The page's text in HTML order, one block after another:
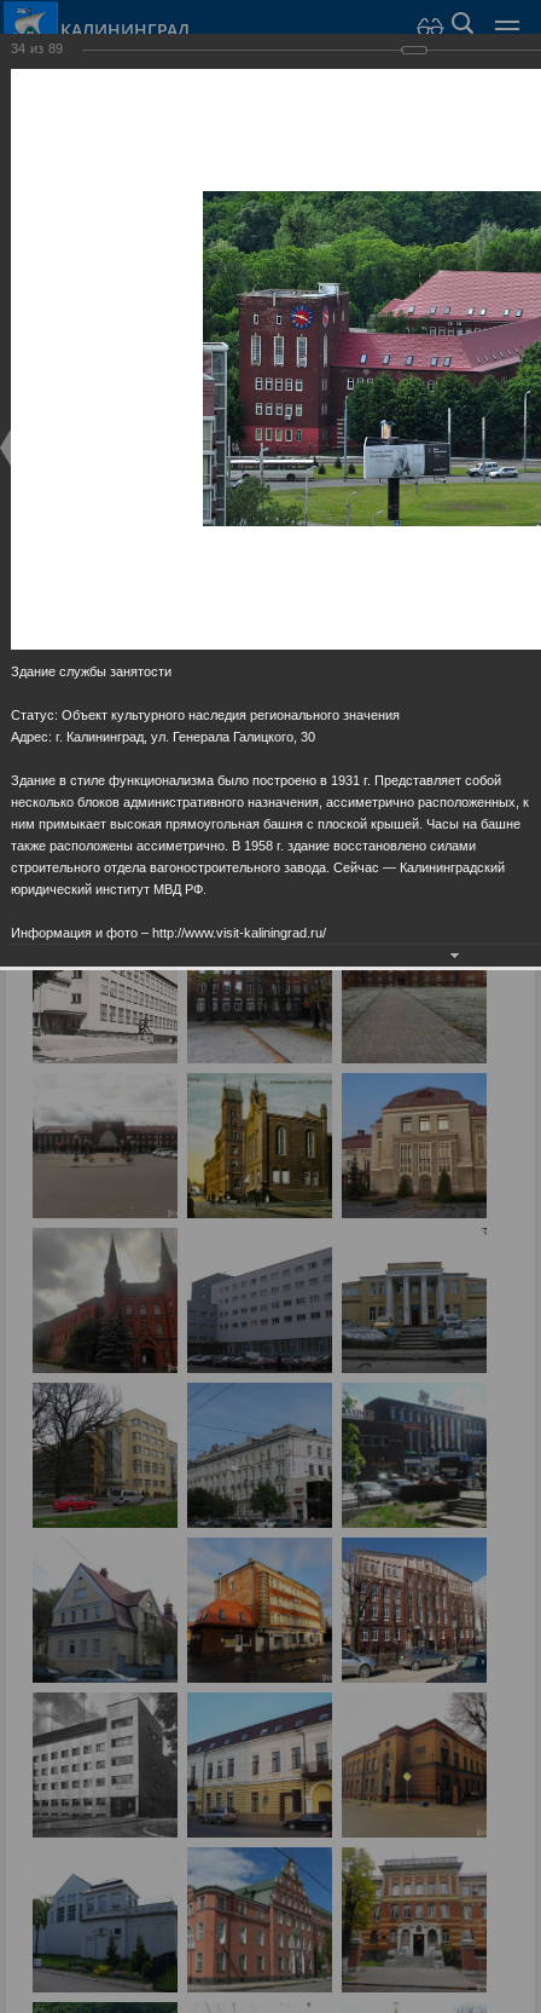
КАЛИНИНГРАД
Достопримечательности
Общественные здания и сооружения
34 из 89
Здание службы занятости
Статус: Объект культурного наследия регионального значения
Адрес: г. Калининград, ул. Генерала Галицкого, 30
Здание в стиле функционализма было построено в 1931 г. Представляет собой
несколько блоков административного назначения, ассиметрично расположенных, к
ним примыкает высокая прямоугольная башня с плоской крышей. Часы на башне
также расположены ассиметрично. В 1958 г. здание восстановлено силами
строительного отдела вагоностроительного завода. Сейчас — Калининградский
юридический институт МВД РФ.
Информация и фото – http://www.visit-kaliningrad.ru/